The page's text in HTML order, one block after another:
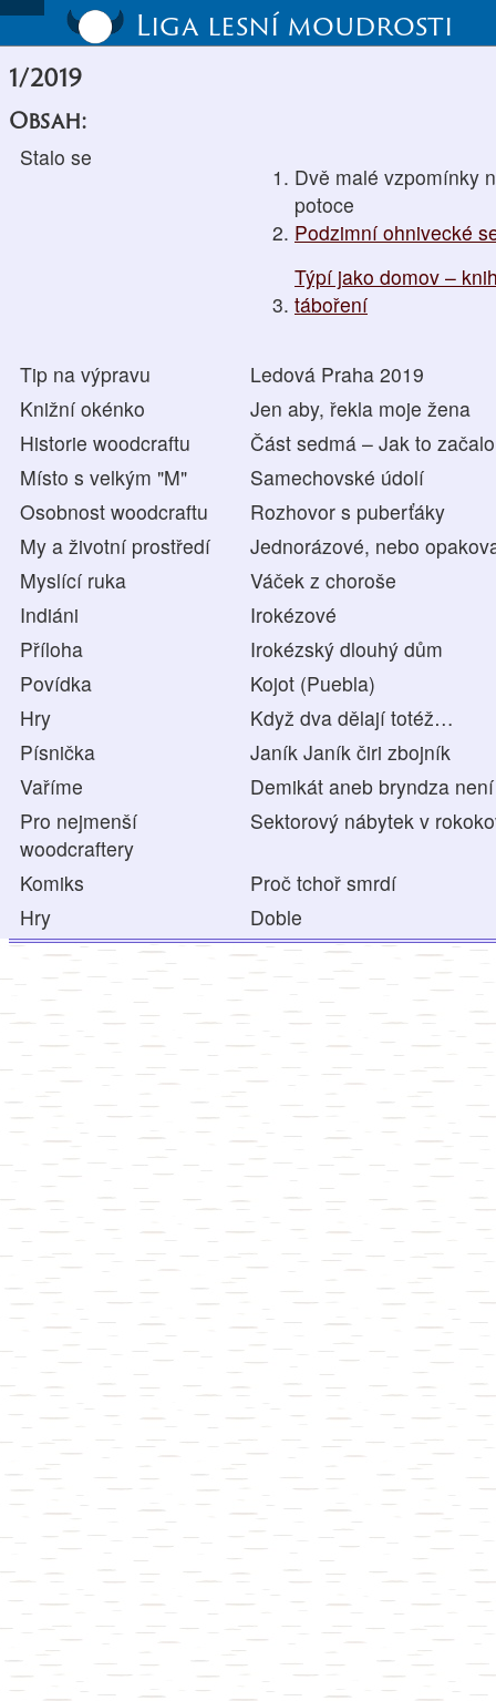
Liga lesní moudrosti
1/2019
Obsah:
Stalo se
Dvě malé vzpomínky
potoce
Podzimní ohnivecké
Týpí jako domov –
táboření
Tip na výpravu
Ledová Praha 2019
Knižní okénko
Jen aby, řekla moje žena
Historie woodcraftu
Část sedmá – Jak to začalo
Místo s velkým "M"
Samechovské údolí
Osobnost woodcraftu
Rozhovor s puberťáky
My a životní prostředí
Jednorázové, nebo
Myslící ruka
Váček z choroše
Indiáni
Irokézové
Příloha
Irokézský dlouhý dům
Povídka
Kojot (Puebla)
Hry
Když dva dělají totéž…
Písnička
Janík Janík čiri zbojník
Vaříme
Demikát aneb bryndza
Pro nejmenší
woodcraftery
Sektorový nábytek v
Komiks
Proč tchoř smrdí
Hry
Doble